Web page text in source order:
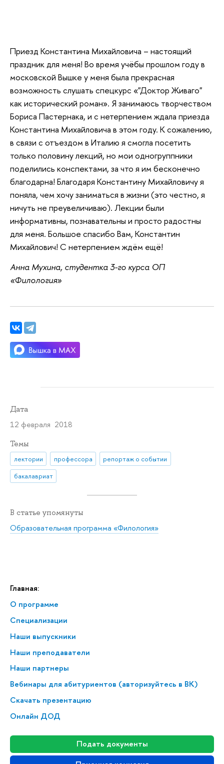
Главная:
О программе
Специализации
Наши выпускники
Наши преподаватели
Наши партнеры
Вебинары для абитуриентов (авторизуйтесь в ВК)
Скачать презентацию
Онлайн ДОД
Подать документы
Приезд Константина Михайловича – настоящий
праздник для меня! Во время учёбы прошлом году в
московской Вышке у меня была прекрасная
возможность слушать спецкурс «"Доктор Живаго"
как исторический роман». Я занимаюсь творчеством
Бориса Пастернака, и с нетерпением ждала приезда
Константина Михайловича в этом году. К сожалению,
в связи с отъездом в Италию я смогла посетить
только половину лекций, но мои одногруппники
поделились конспектами, за что я им бесконечно
благодарна! Благодаря Константину Михайловичу я
поняла, чем хочу заниматься в жизни (это честно, я
ничуть не преувеличиваю). Лекции были
информативны, познавательны и просто радостны
для меня. Большое спасибо Вам, Константин
Михайлович! С нетерпением ждём ещё!
Анна Мухина, студентка 3-го курса ОП
«Филология»
Дата
12 февраля 2018
Темы
лектории профессора
репортаж о событии
бакалавриат
В статье упомянуты
Образовательная программа «Филология»